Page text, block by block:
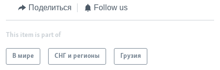
Поделиться Follow us
This item is part of
В мире СНГ и регионы Грузия